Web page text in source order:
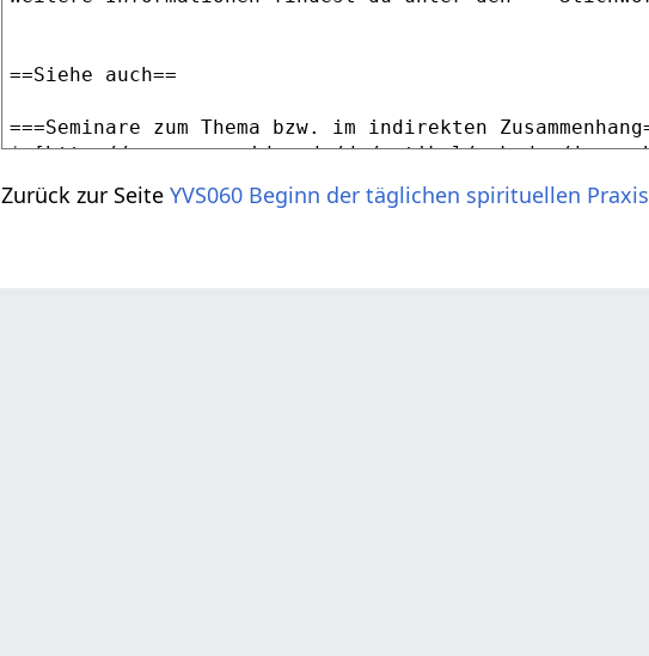
Zurück zur SeiteYVS060 Beginn der täglichen spirituellen Praxis